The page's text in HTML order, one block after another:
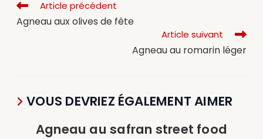
Article précédent
Agneau aux olives de fête
Article suivant
Agneau au romarin léger
VOUS DEVRIEZ ÉGALEMENT AIMER
Agneau au safran street food